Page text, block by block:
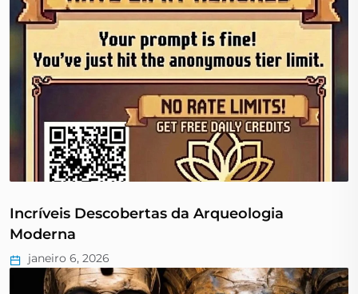
Incríveis Descobertas da Arqueologia
Moderna
janeiro 6, 2026